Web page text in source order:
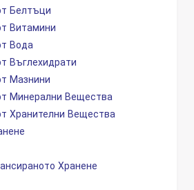
Белтъци
Витамини
Вода
Въглехидрати
Мазнини
Минерални Вещества
Хранителни Вещества
Хранене